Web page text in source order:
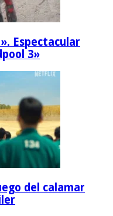
Espectacular
3»
del calamar